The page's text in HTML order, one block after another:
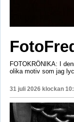
FOTOKRÖNIKA: I
olika motiv som jag
31 juli 2026 klockan